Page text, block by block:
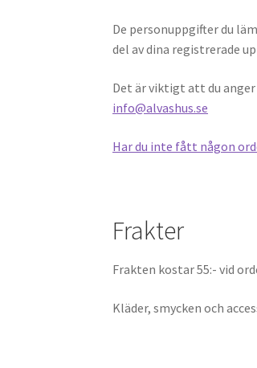
De personuppgifter du
del av dina registrerade
Det är viktigt att du anger
info@alvashus.se
Har du inte fått någon
Frakter
Frakten kostar 55:- vid
Kläder, smycken och